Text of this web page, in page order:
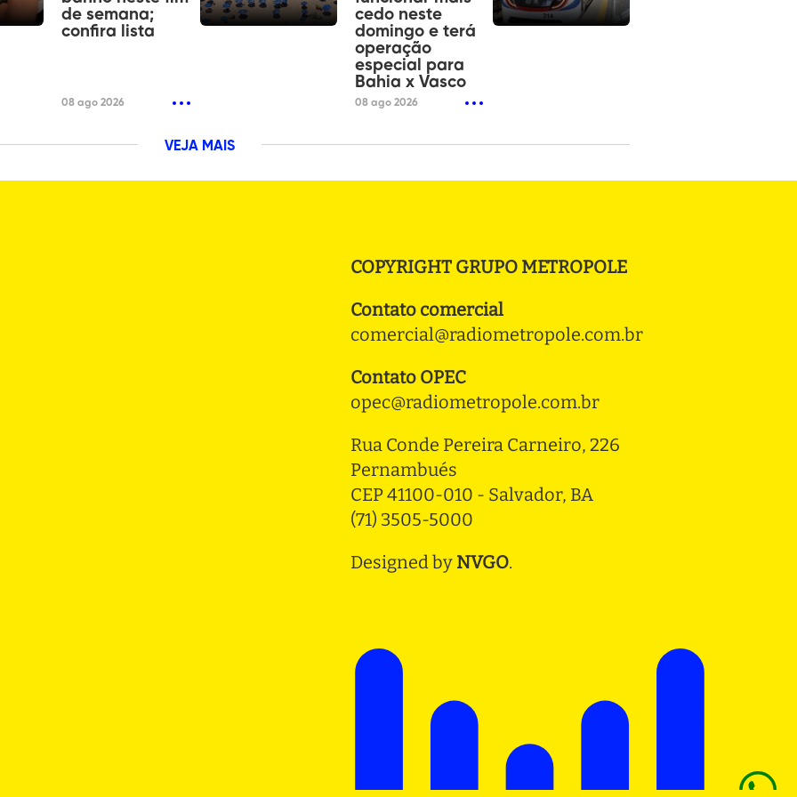
de semana;
confira lista
08 ago 2026
cedo neste
domingo e terá
operação
especial para
Bahia x Vasco
08 ago 2026
VEJA MAIS
COPYRIGHT GRUPO METROPOLE
Contato comercial
comercial@radiometropole.com.br
Contato OPEC
opec@radiometropole.com.br
Rua Conde Pereira Carneiro, 226
Pernambués
CEP 41100-010 - Salvador, BA
(71) 3505-5000
Designed by NVGO.